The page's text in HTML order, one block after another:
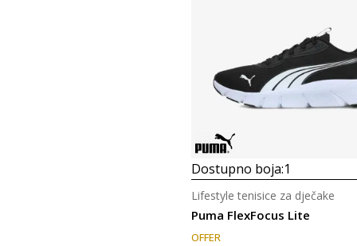
Dostupno boja:1
Puma FlexFocus Lite
Lifestyle tenisice za dječake
OFFER